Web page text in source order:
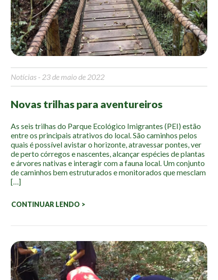
Mapa Ilustrado
Fauna e Flora
Aranhas
Palmeira Juçara
Borboletas
Cambuci
Liquens
Tucano do Bico Verde
Atividades
Educação Ambiental
Roteiro da monitoria
Terceira Idade
Inclusão Social
Notícias - 23 de maio de 2022
Novas trilhas para aventureiros
As seis trilhas do Parque Ecológico Imigrantes (PEI) estão
entre os principais atrativos do local. São caminhos pelos
quais é possível avistar o horizonte, atravessar pontes, ver
de perto córregos e nascentes, alcançar espécies de plantas
e árvores nativas e interagir com a fauna local. Um conjunto
de caminhos bem estruturados e monitorados que mesclam
[…]
CONTINUAR LENDO >